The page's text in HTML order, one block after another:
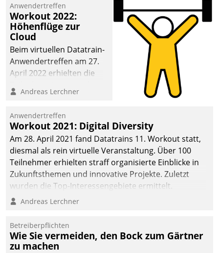
Quartier. Dazwischen
zeigte Datatrain, was es
Neues zu bieten hat.
Anwendertreffen
Workout 2022:
Höhenflüge zur
Cloud
Beim virtuellen Datatrain-
Anwendertreffen am 27.
April 2022 erhielten die
Teilnehmer kurzweilige
Cloud-Strategien und -
Lösungen mit hohem
Zukunftspotenzial.
Andreas Lerchner
Anwendertreffen
Workout 2021: Digital Diversity
Am 28. April 2021 fand Datatrains 11. Workout statt,
diesmal als rein virtuelle Veranstaltung. Über 100
Teilnehmer erhielten straff organisierte Einblicke in
Zukunftsthemen und innovative Projekte. Zuletzt
wurden die Top-Interessengebiete ermittelt.
Andreas Lerchner
Betreiberpflichten
Wie Sie vermeiden, den Bock zum Gärtner
zu machen